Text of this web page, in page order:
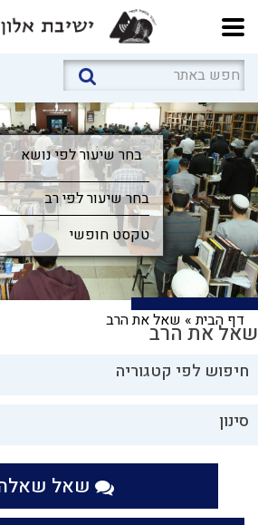
בחר שיעור לפי נושא
בחר שיעור לפי נושא
בחר שיעור לפי רב
דף הבית» שאל את הרבשאל את הרב
חיפוש לפי קטגוריה
סינון
שאל